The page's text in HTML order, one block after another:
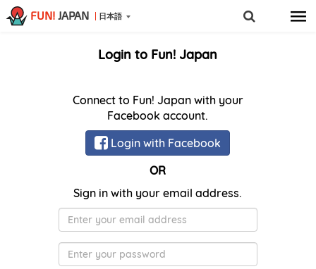
FUN! JAPAN 日本語
Login to Fun! Japan
Connect to Fun! Japan with your
Facebook account.
Login with Facebook
OR
Sign in with your email address.
メ
ー
ル
ア
Password